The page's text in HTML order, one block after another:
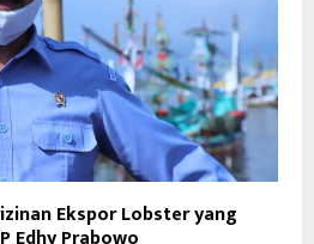
Ekspor Lobster yang